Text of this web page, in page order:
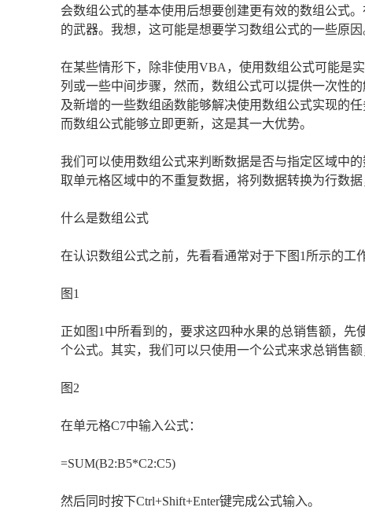
会数组公式的基本使用后想要创建更有效的数组公式
的武器。我想，这可能是想要学习数组公式的一些原因
在某些情形下，除非使用VBA，使用数组公式可能是
列或一些中间步骤，然而，数组公式可以提供一次性
及新增的一些数组函数能够解决使用数组公式实现的
而数组公式能够立即更新，这是其一大优势。
我们可以使用数组公式来判断数据是否与指定区域中
取单元格区域中的不重复数据，将列数据转换为行数
什么是数组公式
在认识数组公式之前，先看看通常对于下图1所示的工
图1
正如图1中所看到的，要求这四种水果的总销售额，
个公式。其实，我们可以只使用一个公式来求总销售额
图2
在单元格C7中输入公式：
=SUM(B2:B5*C2:C5)
然后同时按下Ctrl+Shift+Enter键完成公式输入。